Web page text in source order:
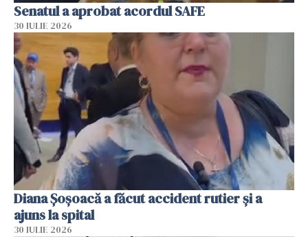
Senatul a aprobat acordul SAFE
30 IULIE 2026
Diana Șoșoacă a făcut accident rutier și a
ajuns la spital
30 IULIE 2026